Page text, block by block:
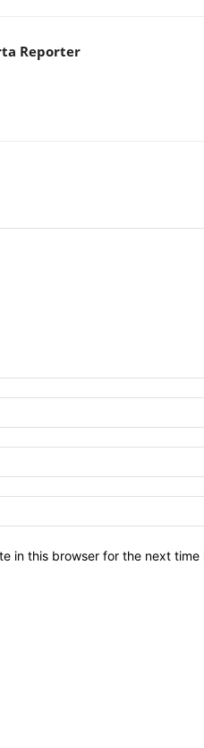
Reporter
in this browser for the next time